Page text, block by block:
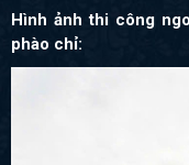
Hình ảnh thi công
phào chỉ: